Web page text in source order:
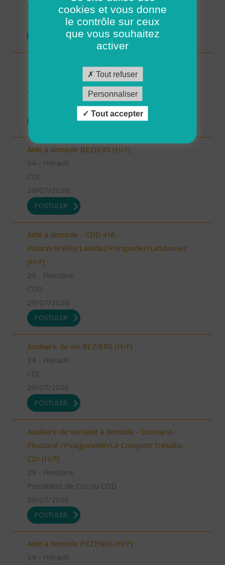
29/07/2026
POSTULER
Aide à domicile - CDD été - Saint-Renan (H/F)
Aide à domicile BEZIERS (H/F)
34 - Hérault
CDI
29/07/2026
POSTULER
Aide à domicile - CDD été -
Plourin/Brélès/Lanildut/Porspoder/Landunvez
(H/F)
29 - Finistère
CDD
29/07/2026
POSTULER
Auxiliaire de vie BEZIERS (H/F)
34 - Hérault
CDI
29/07/2026
POSTULER
Auxiliaire de vie/aide à domicile - Locmaria-
Plouzané /Plougonvelin/Le Conquet/Trébabu -
CDI (H/F)
29 - Finistère
Possibilité de CDI ou CDD
29/07/2026
POSTULER
Aide à domicile PEZENAS (H/F)
34 - Hérault
cookies et vous donne
le contrôle sur ceux
que vous souhaitez
activer
Tout refuser
Personnaliser
Tout accepter